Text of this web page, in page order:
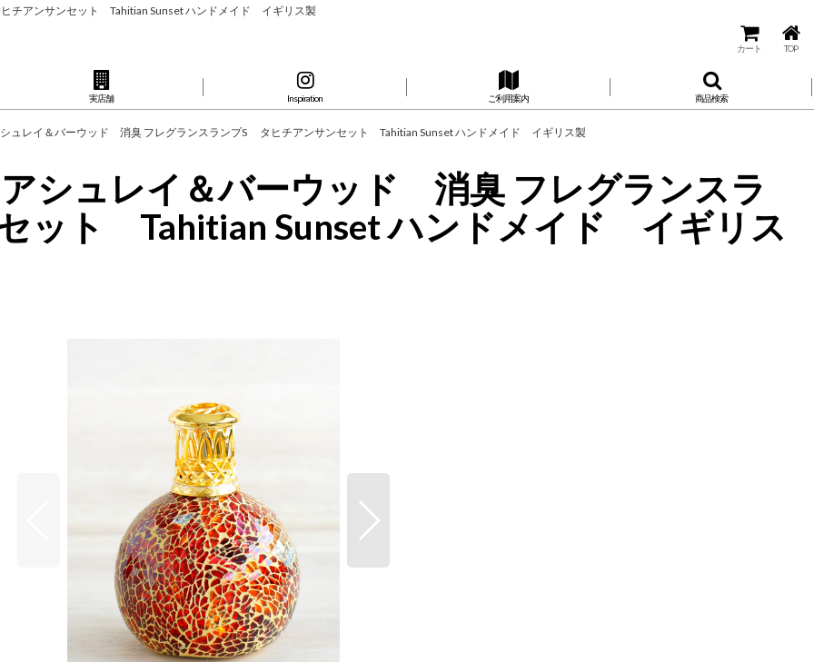
チアンサンセット Tahitian Sunset ハンドメイド イギリス製
カート TOP
実店舗 Inspiration ご利用案内 商品検索
ュレイ＆バーウッド 消臭 フレグランスランプS タヒチアンサンセット Tahitian Sunset ハンドメイド イギリス製
シュレイ＆バーウッド 消臭 フレグランスラ
ット Tahitian Sunset ハンドメイド イギリス